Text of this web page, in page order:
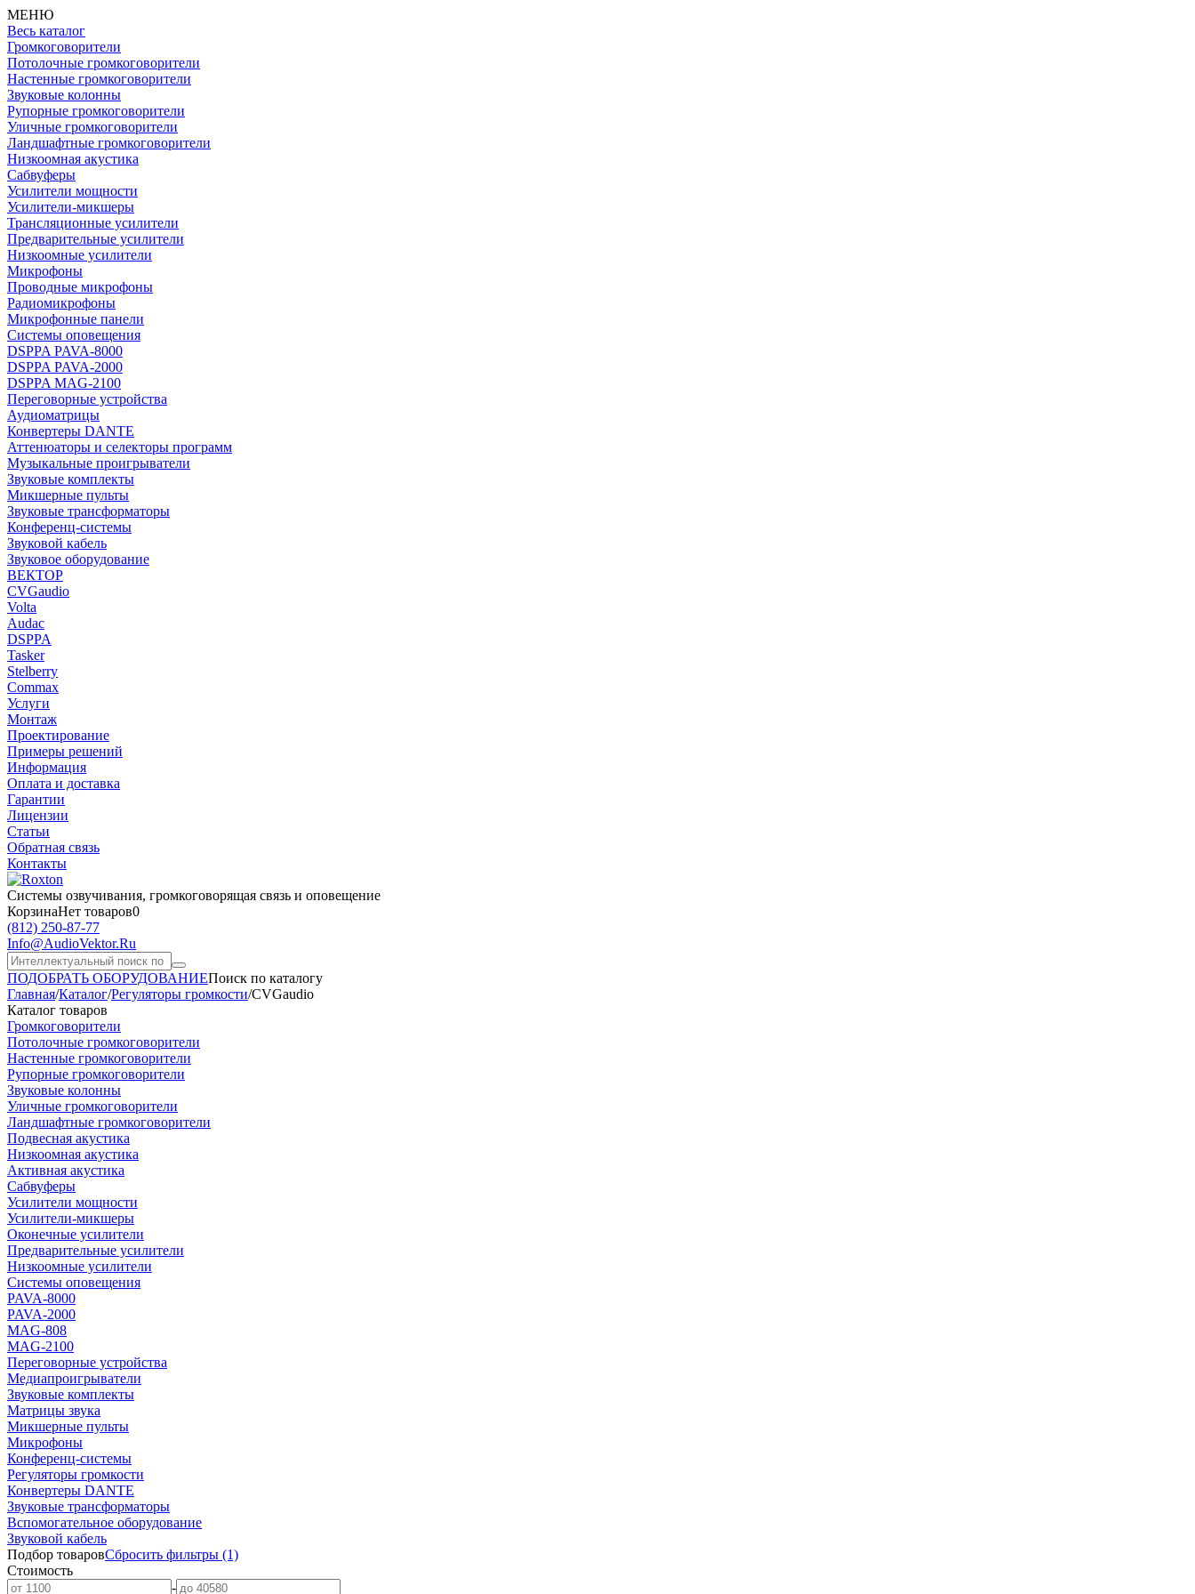
МЕНЮ
Весь каталог
Громкоговорители
Потолочные громкоговорители
Настенные громкоговорители
Звуковые колонны
Рупорные громкоговорители
Уличные громкоговорители
Ландшафтные громкоговорители
Низкоомная акустика
Сабвуферы
Усилители мощности
Усилители-микшеры
Трансляционные усилители
Предварительные усилители
Низкоомные усилители
Микрофоны
Проводные микрофоны
Радиомикрофоны
Микрофонные панели
Системы оповещения
DSPPA PAVA-8000
DSPPA PAVA-2000
DSPPA MAG-2100
Переговорные устройства
Аудиоматрицы
Конвертеры DANTE
Аттенюаторы и селекторы программ
Музыкальные проигрыватели
Звуковые комплекты
Микшерные пульты
Звуковые трансформаторы
Конференц-системы
Звуковой кабель
Звуковое оборудование
ВЕКТОР
CVGaudio
Volta
Audac
DSPPA
Tasker
Stelberry
Commax
Услуги
Монтаж
Проектирование
Примеры решений
Информация
Оплата и доставка
Гарантии
Лицензии
Статьи
Обратная связь
Контакты
Системы озвучивания, громкоговорящая связь и оповещение
КорзинаНет товаров0
(812) 250-87-77
Info@AudioVektor.Ru
ПОДОБРАТЬ ОБОРУДОВАНИЕПоиск по каталогу
Главная/Каталог/Регуляторы громкости/CVGaudio
Каталог товаров
Громкоговорители
Потолочные громкоговорители
Настенные громкоговорители
Рупорные громкоговорители
Звуковые колонны
Уличные громкоговорители
Ландшафтные громкоговорители
Подвесная акустика
Низкоомная акустика
Активная акустика
Сабвуферы
Усилители мощности
Усилители-микшеры
Оконечные усилители
Предварительные усилители
Низкоомные усилители
Системы оповещения
PAVA-8000
PAVA-2000
MAG-808
MAG-2100
Переговорные устройства
Медиапроигрыватели
Звуковые комплекты
Матрицы звука
Микшерные пульты
Микрофоны
Конференц-системы
Регуляторы громкости
Конвертеры DANTE
Звуковые трансформаторы
Вспомогательное оборудование
Звуковой кабель
Подбор товаровСбросить фильтры (1)
Стоимость
-